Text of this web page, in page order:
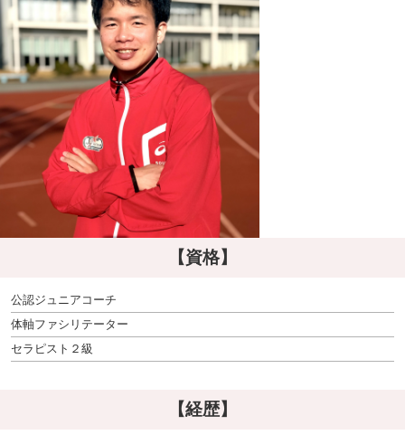
【資格】
公認ジュニアコーチ
体軸ファシリテーター
セラピスト２級
【経歴】